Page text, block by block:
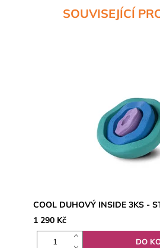
SOUVISEJÍCÍ
COOL DUHOVÝ INSIDE 3KS -
1 290 Kč